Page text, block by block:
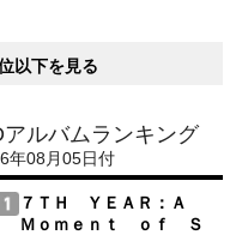
以下を見る
ルバムランキング
年08月05日付
７ＴＨ ＹＥＡＲ：Ａ
Ｍｏｍｅｎｔ ｏｆ Ｓ